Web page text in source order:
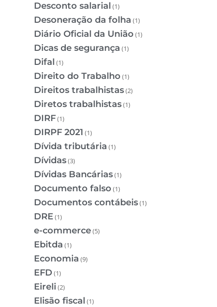
Desconto salarial (1)
Desoneração da folha (1)
Diário Oficial da União (1)
Dicas de segurança (1)
Difal (1)
Direito do Trabalho (1)
Direitos trabalhistas(2)
Diretos trabalhistas(1)
DIRF(1)
DIRPF 2021 (1)
Dívida tributária (1)
Dívidas(3)
Dívidas Bancárias(1)
Documento falso (1)
Documentos contábeis(1)
DRE(1)
e-commerce(5)
Ebitda (1)
Economia (9)
EFD (1)
Eireli (2)
Elisão fiscal (1)